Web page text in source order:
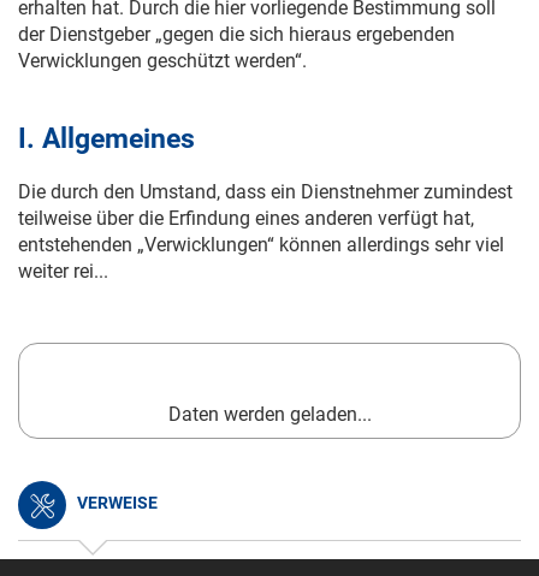
erhalten hat. Durch die hier vorliegende Bestimmung soll
der Dienstgeber „gegen die sich hieraus ergebenden
Verwicklungen geschützt werden“.
I. Allgemeines
Die durch den Umstand, dass ein Dienstnehmer zumindest
teilweise über die Erfindung eines anderen verfügt hat,
entstehenden „Verwicklungen“ können allerdings sehr viel
weiter rei...
Daten werden geladen...
VERWEISE